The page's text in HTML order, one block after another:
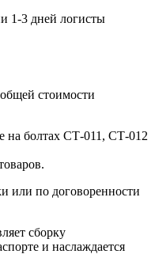
1-3 дней логисты
стоимости
на болтах СТ-011, СТ-012
или по договоренности
сборку
и наслаждается